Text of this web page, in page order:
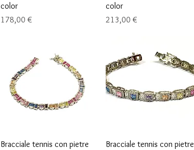
color
Precio
178,00 €
color
Precio
213,00 €
Vista rápida
Bracciale tennis con pietre
Vista rápida
Bracciale tennis con pietre